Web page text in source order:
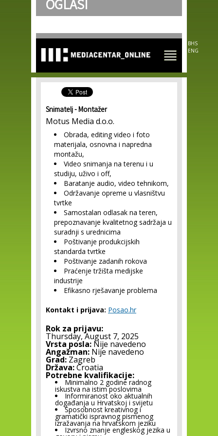
Skip to
main
OGLASI
BHS
ENG
Snimatelj - Montažer
Motus Media d.o.o.
Obrada, editing video i foto
materijala, osnovna i napredna
montažu,
Video snimanja na terenu i u
studiju, uživo i off,
Baratanje audio, video tehnikom,
Održavanje opreme u vlasništvu
tvrtke
Samostalan odlasak na teren,
prepoznavanje kvalitetnog sadržaja u
suradnji s urednicima
Poštivanje produkcijskih
standarda tvrtke
Poštivanje zadanih rokova
Praćenje tržišta medijske
industrije
Efikasno rješavanje problema
Kontakt i prijava: Posao.hr
Rok za prijavu:
Thursday, August 7, 2025
Vrsta posla: Nije navedeno
Angažman: Nije navedeno
Grad: Zagreb
Država:Croatia
Potrebne kvalifikacije:
Minimalno 2 godine radnog
iskustva na istim poslovima
Informiranost oko aktualnih
događanja u Hrvatskoj i svijetu
Sposobnost kreativnog i
gramatički ispravnog pismenog
izražavanja na hrvatskom jeziku
Izvrsno znanje engleskog jezika u